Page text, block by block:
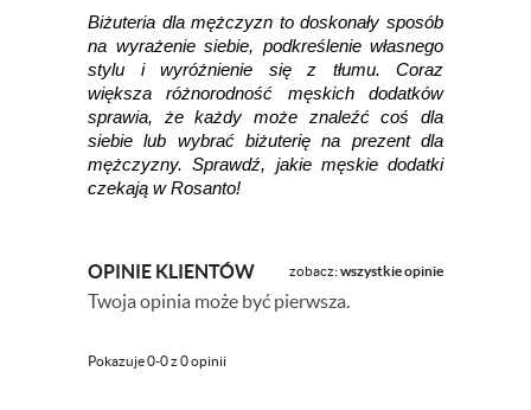
Biżuteria dla mężczyzn to doskonały sposób
na wyrażenie siebie, podkreślenie własnego
stylu i wyróżnienie się z tłumu. Coraz
większa różnorodność męskich dodatków
sprawia, że każdy może znaleźć coś dla
siebie lub wybrać biżuterię na prezent dla
mężczyzny. Sprawdź, jakie męskie dodatki
czekają w Rosanto!
OPINIE KLIENTÓW zobacz:wszystkie opinie
Twoja opinia może być pierwsza.
Pokazuje 0-0 z 0 opinii